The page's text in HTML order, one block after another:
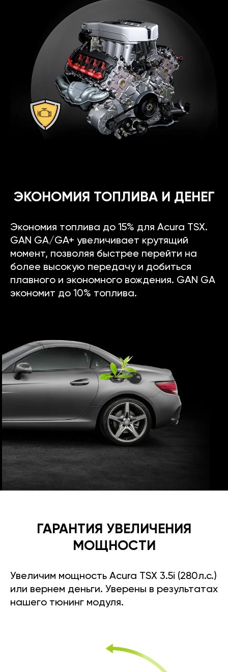
ЭКОНОМИЯ ТОПЛИВА И ДЕНЕГ
Экономия топлива до 15% для Acura TSX.
GAN GA/GA+ увеличивает крутящий
момент, позволяя быстрее перейти на
более высокую передачу и добиться
плавного и экономного вождения. GAN GA
экономит до 10% топлива.
ГАРАНТИЯ УВЕЛИЧЕНИЯ
МОЩНОСТИ
Увеличим мощность Acura TSX 3.5i (280л.с.)
или вернем деньги. Уверены в результатах
нашего тюнинг модуля.